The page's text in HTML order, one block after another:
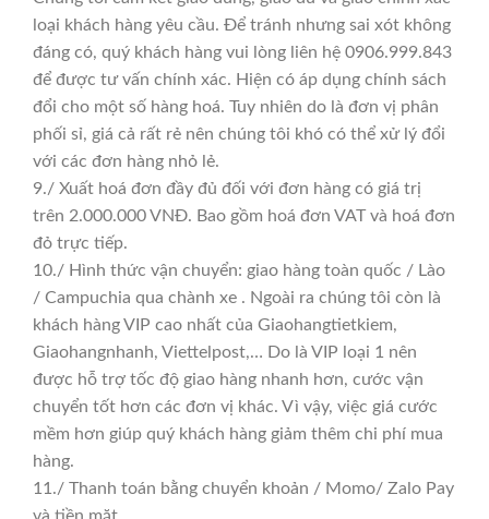
loại khách hàng yêu cầu. Để tránh nhưng sai xót không
đáng có, quý khách hàng vui lòng liên hệ 0906.999.843
để được tư vấn chính xác. Hiện có áp dụng chính sách
đổi cho một số hàng hoá. Tuy nhiên do là đơn vị phân
phối sỉ, giá cả rất rẻ nên chúng tôi khó có thể xử lý đổi
với các đơn hàng nhỏ lẻ.
9./ Xuất hoá đơn đầy đủ đối với đơn hàng có giá trị
trên 2.000.000 VNĐ. Bao gồm hoá đơn VAT và hoá đơn
đỏ trực tiếp.
10./ Hình thức vận chuyển: giao hàng toàn quốc / Lào
/ Campuchia qua chành xe . Ngoài ra chúng tôi còn là
khách hàng VIP cao nhất của Giaohangtietkiem,
Giaohangnhanh, Viettelpost,… Do là VIP loại 1 nên
được hỗ trợ tốc độ giao hàng nhanh hơn, cước vận
chuyển tốt hơn các đơn vị khác. Vì vậy, việc giá cước
mềm hơn giúp quý khách hàng giảm thêm chi phí mua
hàng.
11./ Thanh toán bằng chuyển khoản / Momo/ Zalo Pay
và tiền mặt.